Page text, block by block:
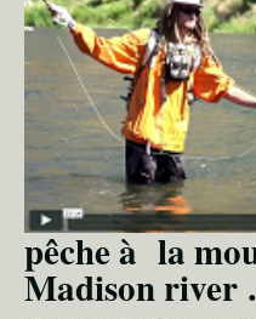
pêche à la
Madison